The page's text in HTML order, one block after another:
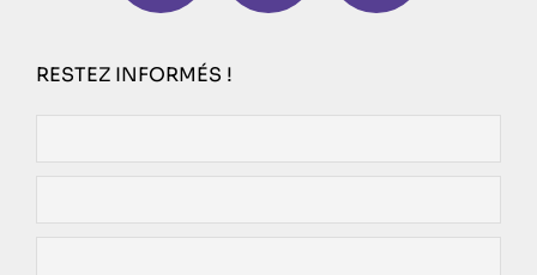
RESTEZ INFORMÉS !